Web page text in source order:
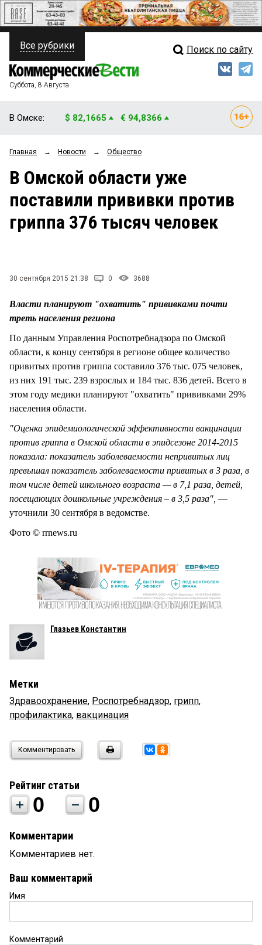
ПОЛИТИКА
ФИНАНСЫ
ОБЩЕСТВО
ЗАКОН
Свежий выпуск
Рейтинги
Блоги
Архив
Все рубрики Поиск по сайту
Суббота, 8 Августа
В Омске: $ 82,1665 € 94,8366
Главная → Новости → Общество
В Омской области уже
поставили прививки против
гриппа 376 тысяч человек
30 сентября 2015 21:38 0 3688
Власти планируют "охватить" прививками почти
треть населения региона
По данным Управления Роспотребнадзора по Омской
области, к концу сентября в регионе общее количество
привитых против гриппа составило 376 тыс. 075 человек,
из них 191 тыс. 239 взрослых и 184 тыс. 836 детей. Всего в
этом году медики планируют "охватить" прививками 29%
населения области.
"Оценка эпидемиологической эффективности вакцинации
против гриппа в Омской области в эпидсезоне 2014-2015
показала: показатель заболеваемости непривитых лиц
превышал показатель заболеваемости привитых в 3 раза, в
том числе детей школьного возраста — в 7,1 раза, детей,
посещающих дошкольные учреждения – в 3,5 раза", —
уточнили 30 сентября в ведомстве.
Фото © rrnews.ru
Глазьев Константин
Метки
Здравоохранение, Роспотребнадзор, грипп,
профилактика, вакцинация
Комментировать
Рейтинг статьи
0 0
Комментарии
Комментариев нет.
Ваш комментарий
Имя
Комментарий